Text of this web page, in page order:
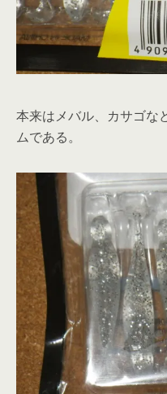
本来はメバル、カサゴな
ムである。